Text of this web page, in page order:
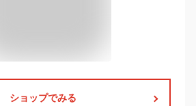
ショップでみる